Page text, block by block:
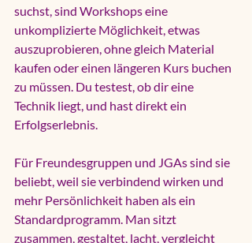
suchst, sind Workshops eine
unkomplizierte Möglichkeit, etwas
auszuprobieren, ohne gleich Material
kaufen oder einen längeren Kurs buchen
zu müssen. Du testest, ob dir eine
Technik liegt, und hast direkt ein
Erfolgserlebnis.
Für Freundesgruppen und JGAs sind sie
beliebt, weil sie verbindend wirken und
mehr Persönlichkeit haben als ein
Standardprogramm. Man sitzt
zusammen, gestaltet, lacht, vergleicht